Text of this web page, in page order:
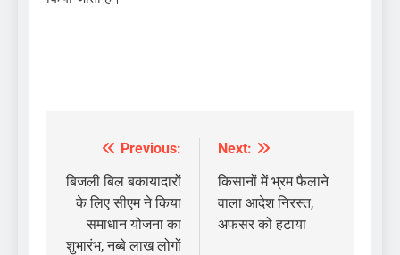
Post
navigation
Previous:
बिजली बिल बकायादारों
के लिए सीएम ने किया
समाधान योजना का
शुभारंभ, नब्बे लाख लोगों
Next:
किसानों में भ्रम फैलाने
वाला आदेश निरस्त,
अफसर को हटाया